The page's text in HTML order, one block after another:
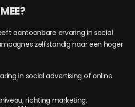
aantoonbare ervaring in social
zelfstandig naar een hoger
in social advertising of online
richting marketing,